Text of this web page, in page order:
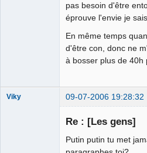
pas besoin d'être
éprouve l'envie je
En même temps
d'être con, donc ne
à bosser plus de 40h
Viky 09-07-2006 19:28:32
Re : [Les gens]
Putin putin tu met